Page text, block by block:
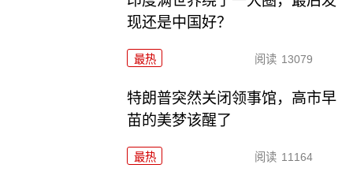
现还是中国好？
最热 阅读 13079
特朗普突然关闭领事馆，高市早
苗的美梦该醒了
最热 阅读 11164